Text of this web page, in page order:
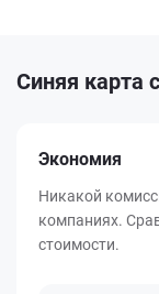
Синяя карта
Экономия
Никакой
компаниях.
стоимости.